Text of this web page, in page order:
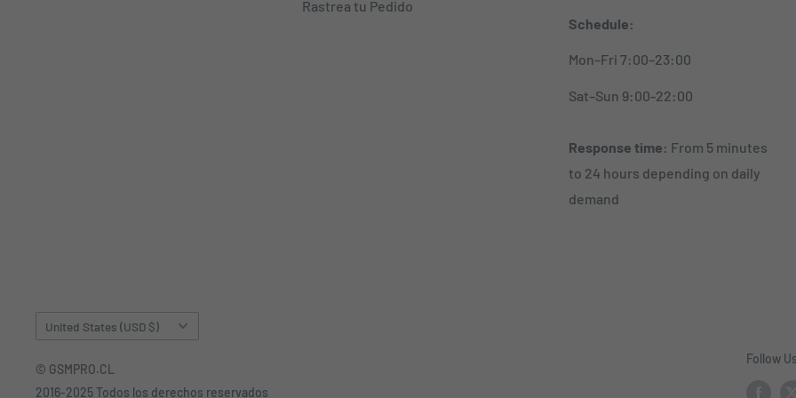
Rastrea tu Pedido
Schedule:
Mon–Fri 7:00–23:00
Sat–Sun 9:00-22:00
Response time: From 5 minutes
to 24 hours depending on daily
demand
Country/region
United States (USD $)
© GSMPRO.CL
2016-2025 Todos los derechos reservados
Follow